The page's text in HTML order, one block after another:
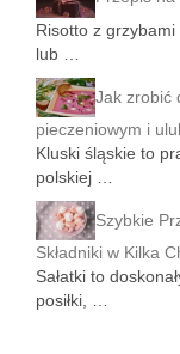
Risotto z
lub …
Jak zrobić
pieczeniowym i
Kluski śląskie to
polskiej …
Szybkie
Składniki w Kilka
Sałatki to
posiłki, …